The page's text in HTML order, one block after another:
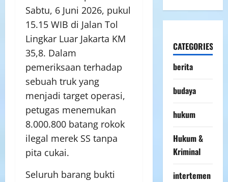
Sabtu, 6 Juni 2026, pukul
15.15 WIB di Jalan Tol
Lingkar Luar Jakarta KM
35,8. Dalam
pemeriksaan terhadap
sebuah truk yang
menjadi target operasi,
petugas menemukan
8.000.800 batang rokok
ilegal merek SS tanpa
pita cukai.
Seluruh barang bukti
CATEGORIES
berita
budaya
hukum
Hukum &
Kriminal
intertemen